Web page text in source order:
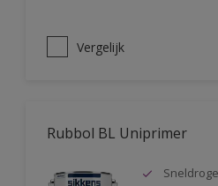
Vergelijk
Rubbol BL Uniprimer